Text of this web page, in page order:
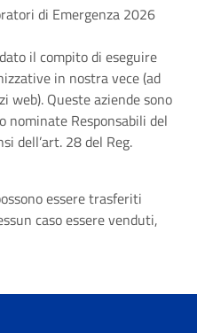
di Emergenza 2026
il compito di eseguire
in nostra vece (ad
web). Queste aziende sono
Responsabili del
dell’art. 28 del Reg.
essere trasferiti
caso essere venduti,